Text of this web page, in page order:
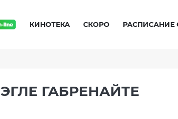
КИНОТЕКА СКОРО РАСПИСАНИЕ
ЭГЛЕ ГАБРЕНАЙТЕ